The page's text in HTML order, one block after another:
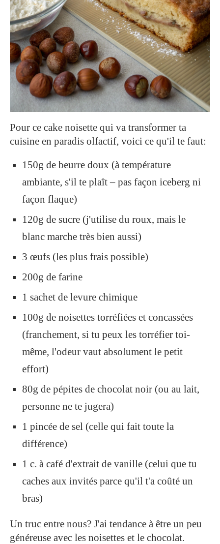
Pour ce cake noisette qui va transformer ta
cuisine en paradis olfactif, voici ce qu'il te faut:
150g de beurre doux (à température
ambiante, s'il te plaît – pas façon iceberg ni
façon flaque)
120g de sucre (j'utilise du roux, mais le
blanc marche très bien aussi)
3 œufs (les plus frais possible)
200g de farine
1 sachet de levure chimique
100g de noisettes torréfiées et concassées
(franchement, si tu peux les torréfier toi-
même, l'odeur vaut absolument le petit
effort)
80g de pépites de chocolat noir (ou au lait,
personne ne te jugera)
1 pincée de sel (celle qui fait toute la
différence)
1 c. à café d'extrait de vanille (celui que tu
caches aux invités parce qu'il t'a coûté un
bras)
Un truc entre nous? J'ai tendance à être un peu
généreuse avec les noisettes et le chocolat.